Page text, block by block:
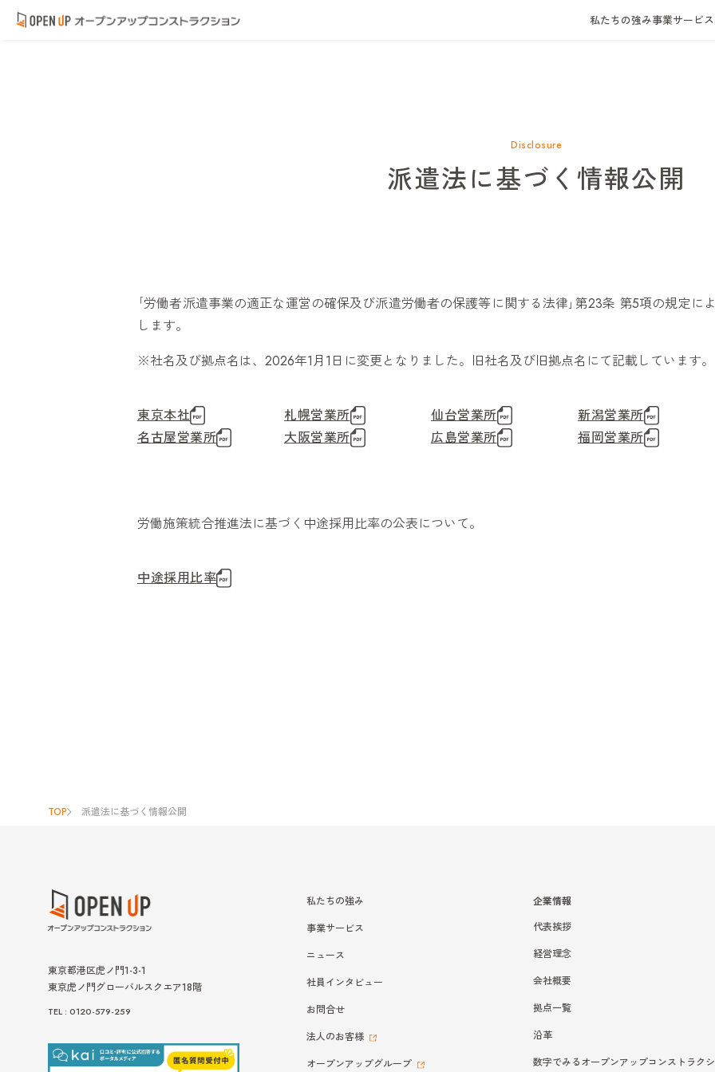
私たちの強み事業サービス
Disclosure
派遣法に基づく情報公開
｢労働者派遣事業の適正な運営の確保及び派遣労働者の保護等に関する法律｣第23条 第5項の規定に
します。
※社名及び拠点名は、2026年1月1日に変更となりました。旧社名及び旧拠点名にて記載しています。
東京本社 札幌営業所 仙台営業所 新潟営業所
名古屋営業所
大阪営業所 広島営業所 福岡営業所
労働施策統合推進法に基づく中途採用比率の公表について。
中途採用比率
TOP 派遣法に基づく情報公開
私たちの強み
事業サービス
ニュース
社員インタビュー
お問合せ
法人のお客様
オープンアップグループ
企業情報
代表挨拶
経営理念
会社概要
拠点一覧
沿革
数字でみるオープンアップコンストラク
東京都港区虎ノ門1-3-1
東京虎ノ門グローバルスクエア18階
TEL : 0120-579-259